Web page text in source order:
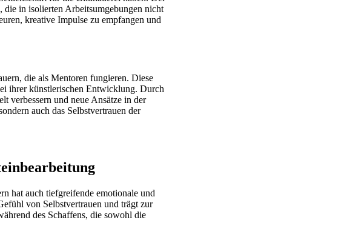
in isolierten Arbeitsumgebungen nicht
kreative Impulse zu empfangen und
die als Mentoren fungieren. Diese
ihrer künstlerischen Entwicklung. Durch
verbessern und neue Ansätze in der
auch das Selbstvertrauen der
hat auch tiefgreifende emotionale und
von Selbstvertrauen und trägt zur
des Schaffens, die sowohl die